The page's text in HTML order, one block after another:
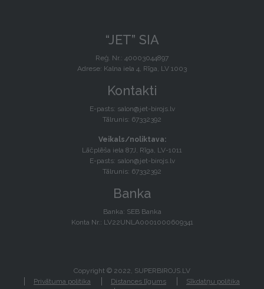
“JET” SIA
Reģ. Nr.: 40003044897
Adrese: Kalna iela 4, Rīga, LV 1003
Kontakti
E-pasts: salon@jet-birojs.lv
Tālrunis: 67332392
Veikals/noliktava:
Lāčplēša iela 87J, Rīga, LV-1011
E-pasts: salon@jet-birojs.lv
Tālrunis: 67332392
Banka
Banka: SEB Banka
Konta Nr.: LV22UNLA0001000609341
Copyright © 2022, SUPERBIROJS.LV
Privātuma politika
Distances līgums
Sīkdatņu politika